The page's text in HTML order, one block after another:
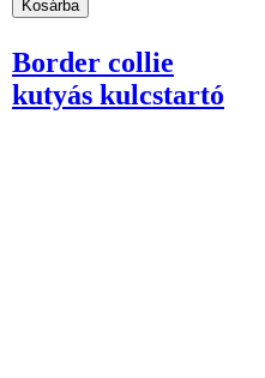
Border collie
kutyás kulcstartó